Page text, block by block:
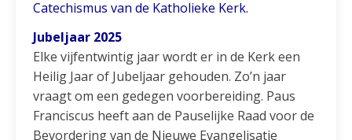
Catechismus van de Katholieke Kerk.
Jubeljaar 2025
Elke vijfentwintig jaar wordt er in de Kerk een
Heilig Jaar of Jubeljaar gehouden. Zo’n jaar
vraagt om een gedegen voorbereiding. Paus
Franciscus heeft aan de Pauselijke Raad voor de
Bevordering van de Nieuwe Evangelisatie